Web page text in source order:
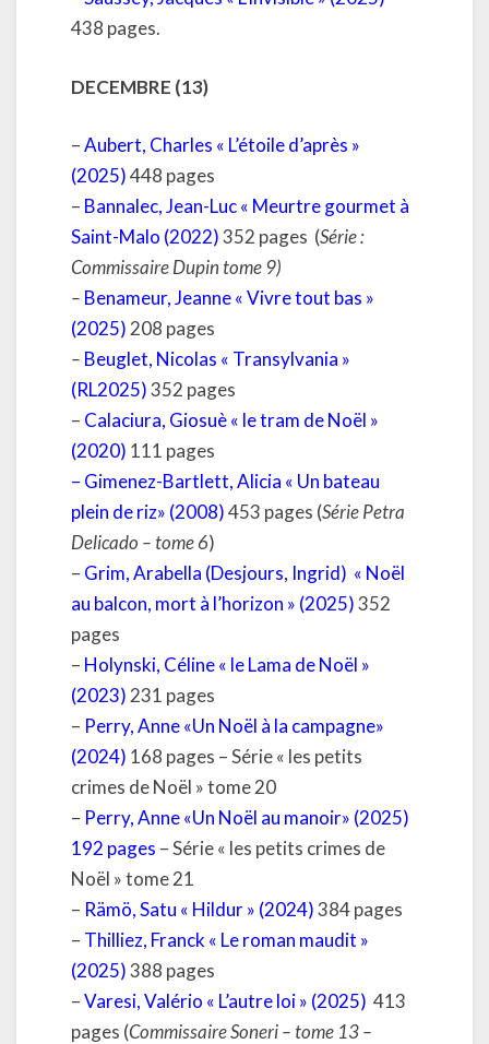
438 pages.
DECEMBRE (13)
–Aubert, Charles « L’étoile d’après »
(2025)448 pages
– Bannalec, Jean-Luc « Meurtre gourmet à
Saint-Malo (2022)352 pages (Série :
Commissaire Dupin tome 9)
– Benameur, Jeanne « Vivre tout bas »
(2025) 208 pages
– Beuglet, Nicolas « Transylvania »
(RL2025)352 pages
– Calaciura, Giosuè « le tram de Noël »
(2020) 111 pages
– Gimenez-Bartlett, Alicia « Un bateau
plein de riz» (2008)453 pages (Série Petra
Delicado – tome 6)
– Grim, Arabella (Desjours, Ingrid) « Noël
au balcon, mort à l’horizon » (2025)352
pages
– Holynski, Céline « le Lama de Noël »
(2023) 231 pages
– Perry, Anne «Un Noël à la campagne»
(2024) 168 pages – Série « les petits
crimes de Noël » tome 20
– Perry, Anne «Un Noël au manoir» (2025)
192 pages – Série « les petits crimes de
Noël » tome 21
– Rämö, Satu « Hildur » (2024)384 pages
– Thilliez, Franck « Le roman maudit »
(2025)388 pages
–Varesi, Valério « L’autre loi » (2025) 413
pages (Commissaire Soneri – tome 13 –